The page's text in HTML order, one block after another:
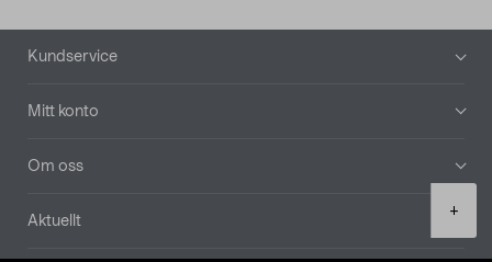
+
Sidfot
Kundservice
Mitt konto
Om oss
Aktuellt